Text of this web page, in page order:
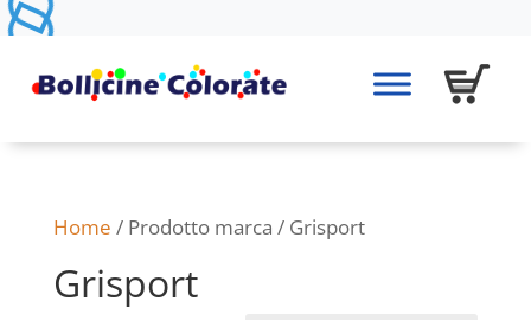
Home / Prodotto marca / Grisport
Grisport